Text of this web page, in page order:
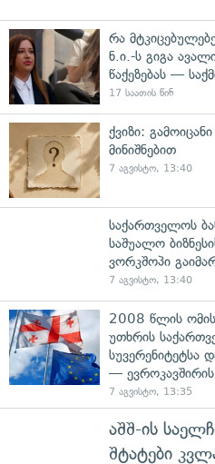
რა
ნ.ი.-ს გიგა
წაქეზებას —
17 საათის წინ
ქვიზი:
მინიშნებით
7 აგვისტო, 13:40
საქართველოს
საშუალო
ვორკშოპი
7 აგვისტო, 13:40
2008 წლის
უთხრის
— ევროკავშირის
7 აგვისტო, 13:35
აშშ-ის
შტატები